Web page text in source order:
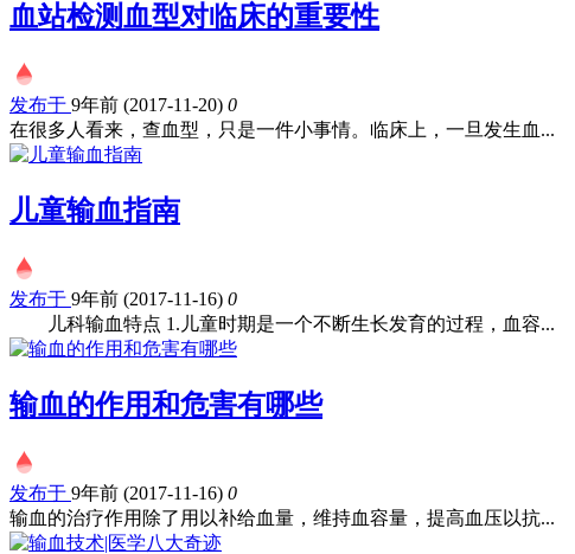
血站检测血型对临床的重要性
发布于 9年前 (2017-11-20) 0
在很多人看来，查血型，只是一件小事情。临床上，一旦发生血...
儿童输血指南
发布于 9年前 (2017-11-16) 0
儿科输血特点 1.儿童时期是一个不断生长发育的过程，血容...
输血的作用和危害有哪些
发布于 9年前 (2017-11-16) 0
输血的治疗作用除了用以补给血量，维持血容量，提高血压以抗...